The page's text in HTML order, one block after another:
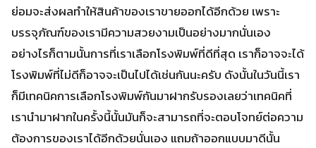
ย่อมจะส่งผลทำให้สินค้าของเราขายออกได้อีกด้วย เพราะ
บรรจุภัณฑ์ของเรามีความสวยงามเป็นอย่างมากนั่นเอง
อย่างไรก็ตามนั้นการที่เราเลือกโรงพิมพ์ที่ดีที่สุด เราก็อาจจะได้
โรงพิมพ์ที่ไม่ดีก็อาจจะเป็นไปได้เช่นกันนะครับ ดังนั้นในวันนี้เรา
ก็มีเทคนิคการเลือกโรงพิมพ์กันมาฝากรับรองเลยว่าเทคนิคที่
เรานำมาฝากในครั้งนี้นั้นมันก็จะสามารถที่จะตอบโจทย์ต่อความ
ต้องการของเราได้อีกด้วยนั่นเอง แถมถ้าออกแบบมาดีนั้น